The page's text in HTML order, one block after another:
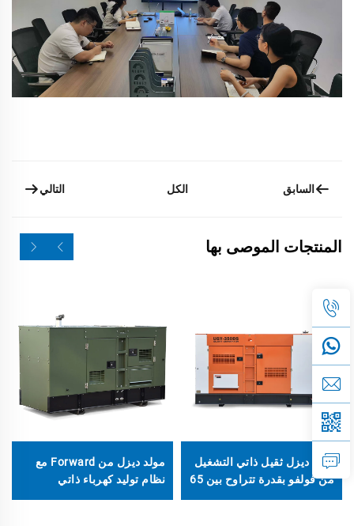
السابق الكل التالي
المنتجات الموصى بها
مولد ديزل ثقيل ذاتي التشغيل
من فولفو بقدرة تتراوح بين 65
مولد ديزل من Forward مع
نظام توليد كهرباء ذاتي